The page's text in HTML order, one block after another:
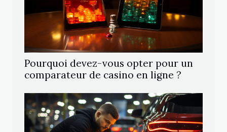
Pourquoi devez-vous opter pour un
comparateur de casino en ligne ?